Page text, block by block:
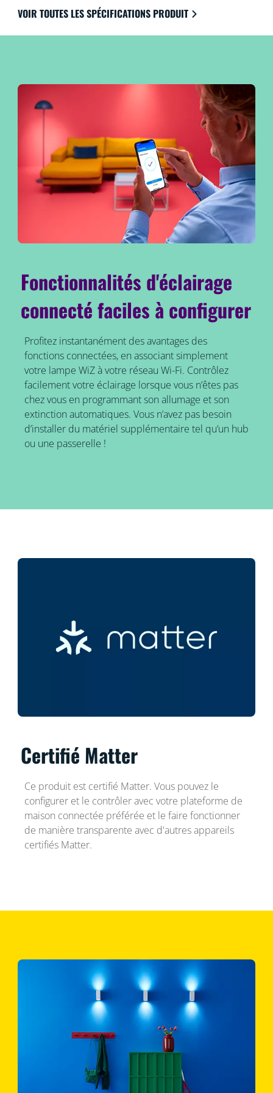
de votre système, même lorsque vous êtes loin de
chez vous. Fonctionne avec Google Home, Amazon
Alexa et Apple HomeKit pour une facilité d’utilisation
VOIR TOUTES LES SPÉCIFICATIONS PRODUIT
Fonctionnalités d'éclairage
connecté faciles à configurer
Profitez instantanément des avantages des
fonctions connectées, en associant simplement
votre lampe WiZ à votre réseau Wi-Fi. Contrôlez
facilement votre éclairage lorsque vous n’êtes pas
chez vous en programmant son allumage et son
extinction automatiques. Vous n’avez pas besoin
d’installer du matériel supplémentaire tel qu’un hub
ou une passerelle !
Certifié Matter
Ce produit est certifié Matter. Vous pouvez le
configurer et le contrôler avec votre plateforme de
maison connectée préférée et le faire fonctionner
de manière transparente avec d'autres appareils
certifiés Matter.